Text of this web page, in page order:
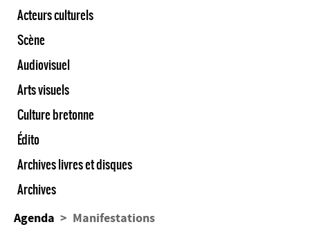
Acteurs culturels
Scène
Audiovisuel
Arts visuels
Culture bretonne
Édito
Archives livres et disques
Archives
Agenda > Manifestations